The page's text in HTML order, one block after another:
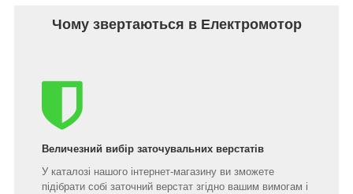
Чому звертаються в Електромотор
Величезний вибір заточувальних верстатів
У каталозі нашого інтернет-магазину ви зможете
підібрати собі заточний верстат згідно вашим вимогам і